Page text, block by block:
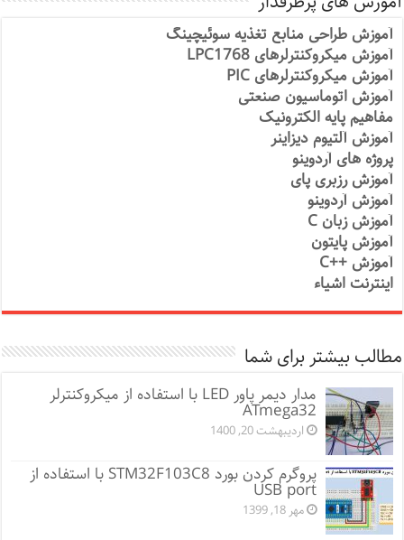
آموزش طراحی منابع تغذیه سوئیچینگ
آموزش میکروکنترلرهای LPC1768
آموزش میکروکنترلرهای PIC
آموزش اتوماسیون صنعتی
مفاهیم پایه الکترونیک
آموزش آلتیوم دیزاینر
پروژه های آردوینو
آموزش رزبری پای
آموزش آردوینو
آموزش زبان C
آموزش پایتون
آموزش ++C
اینترنت اشیاء
مطالب بیشتر برای شما
مدار دیمر پاور LED با استفاده از میکروکنترلر
ATmega32
اردیبهشت 20, 1400
پروگرم کردن بورد STM32F103C8 با استفاده از
USB port
مهر 18, 1399